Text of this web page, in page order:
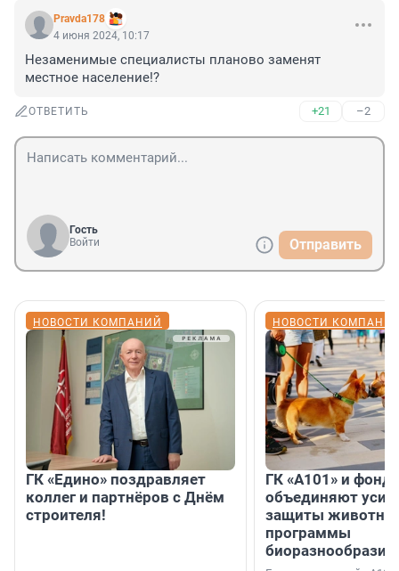
Pravda178
4 июня 2024, 10:17
Незаменимые специалисты планово заменят
местное население!?
ОТВЕТИТЬ +21 –2
Гость
Войти
Отправить
НОВОСТИ КОМПАНИЙ
ГК «Едино» поздравляет
коллег и партнёров с Днём
строителя!
НОВОСТИ
ГК «А101» и фонд
объединяют
защиты
программы
биоразнообразия